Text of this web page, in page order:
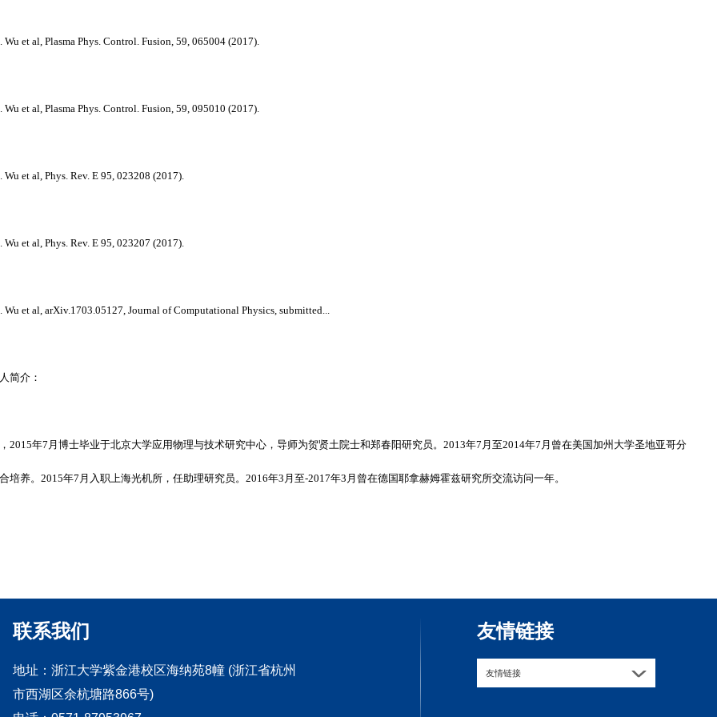
Wu et al, Plasma Phys. Control. Fusion, 59, 065004 (2017).
Wu et al, Plasma Phys. Control. Fusion, 59, 095010 (2017).
Wu et al, Phys. Rev. E 95, 023208 (2017).
Wu et al, Phys. Rev. E 95, 023207 (2017).
Wu et al, arXiv.1703.05127, Journal of Computational Physics, submitted...
简介：
2015年7 月博士毕业于北京大学应用物理与技术研究中心，导师为贺贤土院士和郑春阳研究员。 2013年7 月至2014年7 月曾在美国加州大学圣地亚哥分
培养。 2015年7 月入职上海光机所，任助理研究员。 2016年3 月至-2017年3 月曾在德国耶拿赫姆霍兹研究所交流访问一年。
联系我们
地址：浙江大学紫金港校区海纳苑8幢 (浙江省杭州
市西湖区余杭塘路866号)
友情链接
友情链接